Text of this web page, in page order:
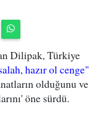
Dilipak, Türkiye
hazır ol cenge"
olduğunu ve
öne sürdü.